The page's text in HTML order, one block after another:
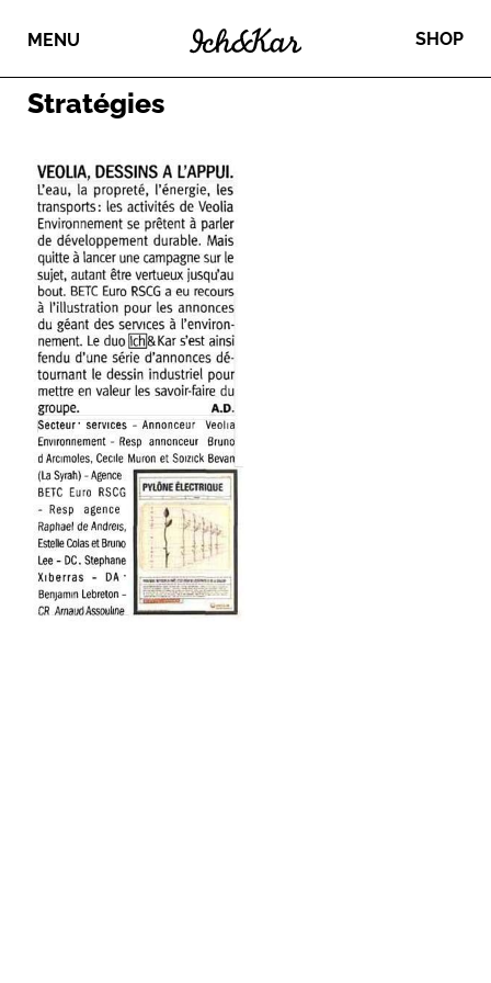
MENU SHOP
Stratégies